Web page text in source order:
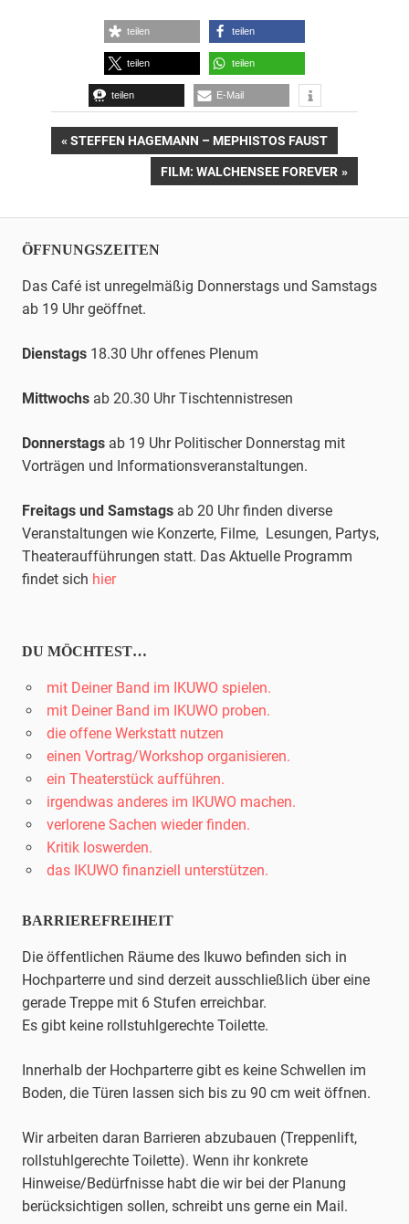
teilen teilen
teilen teilen
teilen E-Mail
Beitrags-
Navigation
VORHERIGER
STEFFEN HAGEMANN – MEPHISTOS FAUST
NÄCHSTER
FILM: WALCHENSEE FOREVER
ÖFFNUNGSZEITEN
Das Café ist unregelmäßig Donnerstags und Samstags
ab 19 Uhr geöffnet.
Dienstags 18.30 Uhr offenes Plenum
Mittwochs ab 20.30 UhrTischtennistresen
Donnerstags ab 19 Uhr Politischer Donnerstag mit
Vorträgen und Informationsveranstaltungen.
Freitags und Samstags ab 20 Uhr finden diverse
Veranstaltungen wie Konzerte, Filme, Lesungen, Partys,
Theateraufführungen statt. Das Aktuelle Programm
findet sich hier
DU MÖCHTEST…
mit Deiner Band im IKUWO spielen.
mit Deiner Band im IKUWO proben.
die offene Werkstatt nutzen
einen Vortrag/Workshop organisieren.
ein Theaterstück aufführen.
irgendwas anderes im IKUWO machen.
verlorene Sachen wieder finden.
Kritik loswerden.
das IKUWO finanziell unterstützen.
BARRIEREFREIHEIT
Die öffentlichen Räume des Ikuwo befinden sich in
Hochparterre und sind derzeit ausschließlich über eine
gerade Treppe mit 6 Stufen erreichbar.
Es gibt keine rollstuhlgerechte Toilette.
Innerhalb der Hochparterre gibt es keine Schwellen im
Boden, die Türen lassen sich bis zu 90 cm weit öffnen.
Wir arbeiten daran Barrieren abzubauen (Treppenlift,
rollstuhlgerechte Toilette). Wenn ihr konkrete
Hinweise/Bedürfnisse habt die wir bei der Planung
berücksichtigen sollen, schreibt uns gerne ein Mail.